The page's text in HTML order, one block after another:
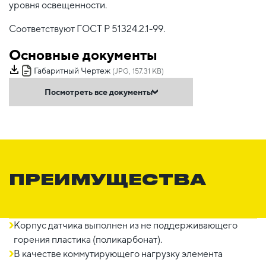
уровня освещенности.
Соответствуют ГОСТ Р 51324.2.1-99.
Основные документы
Габаритный Чертеж (JPG, 157.31 KB)
Посмотреть все документы
ПРЕИМУЩЕСТВА
Корпус датчика выполнен из не поддерживающего
горения пластика (поликарбонат).
В качестве коммутирующего нагрузку элемента